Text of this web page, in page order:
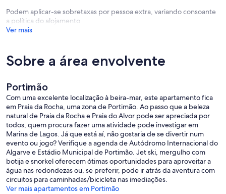
Podem aplicar-se sobretaxas por pessoa extra, variando consoante
a política do alojamento.
Ver mais
Sobre a área envolvente
Portimão
Com uma excelente localização à beira-mar, este apartamento fica
em Praia da Rocha, uma zona de Portimão. Ao passo que a beleza
natural de Praia da Rocha e Praia do Alvor pode ser apreciada por
todos, quem procura fazer uma atividade pode investigar em
Marina de Lagos. Já que está aí, não gostaria de se divertir num
evento ou jogo? Verifique a agenda de Autódromo Internacional do
Algarve e Estádio Municipal de Portimão. Jet ski, mergulho com
botija e snorkel oferecem ótimas oportunidades para aproveitar a
água nas redondezas ou, se preferir, pode ir atrás da aventura com
circuitos para caminhadas/bicicleta nas imediações.
Ver mais apartamentos em Portimão